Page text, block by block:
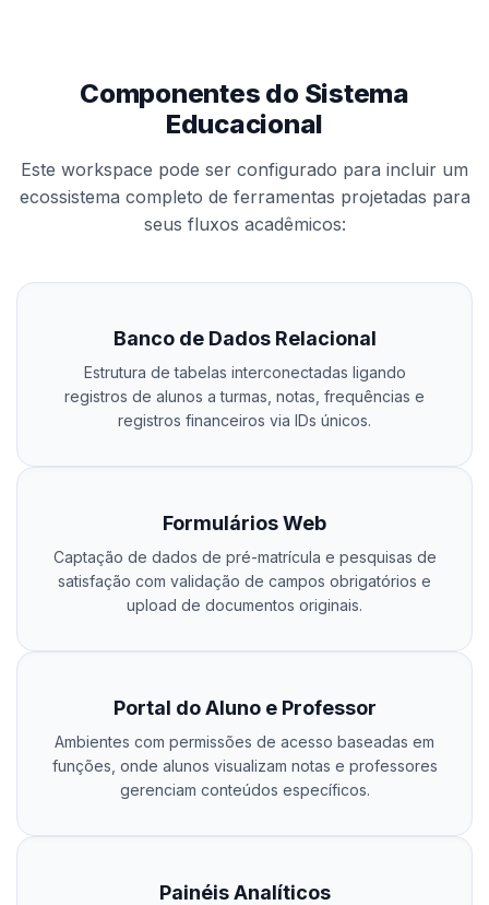
Componentes do Sistema
Educacional
Este workspace pode ser configurado para incluir um
ecossistema completo de ferramentas projetadas para
seus fluxos acadêmicos:
Banco de Dados Relacional
Estrutura de tabelas interconectadas ligando
registros de alunos a turmas, notas, frequências e
registros financeiros via IDs únicos.
Formulários Web
Captação de dados de pré-matrícula e pesquisas de
satisfação com validação de campos obrigatórios e
upload de documentos originais.
Portal do Aluno e Professor
Ambientes com permissões de acesso baseadas em
funções, onde alunos visualizam notas e professores
gerenciam conteúdos específicos.
Painéis Analíticos